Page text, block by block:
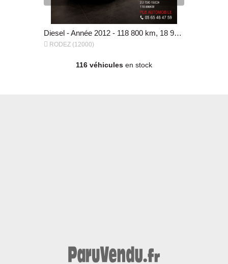
Diesel - Année 2012 - 118 800 km, 18 990 €
 RODEZ (12000)
116 véhicules en stock